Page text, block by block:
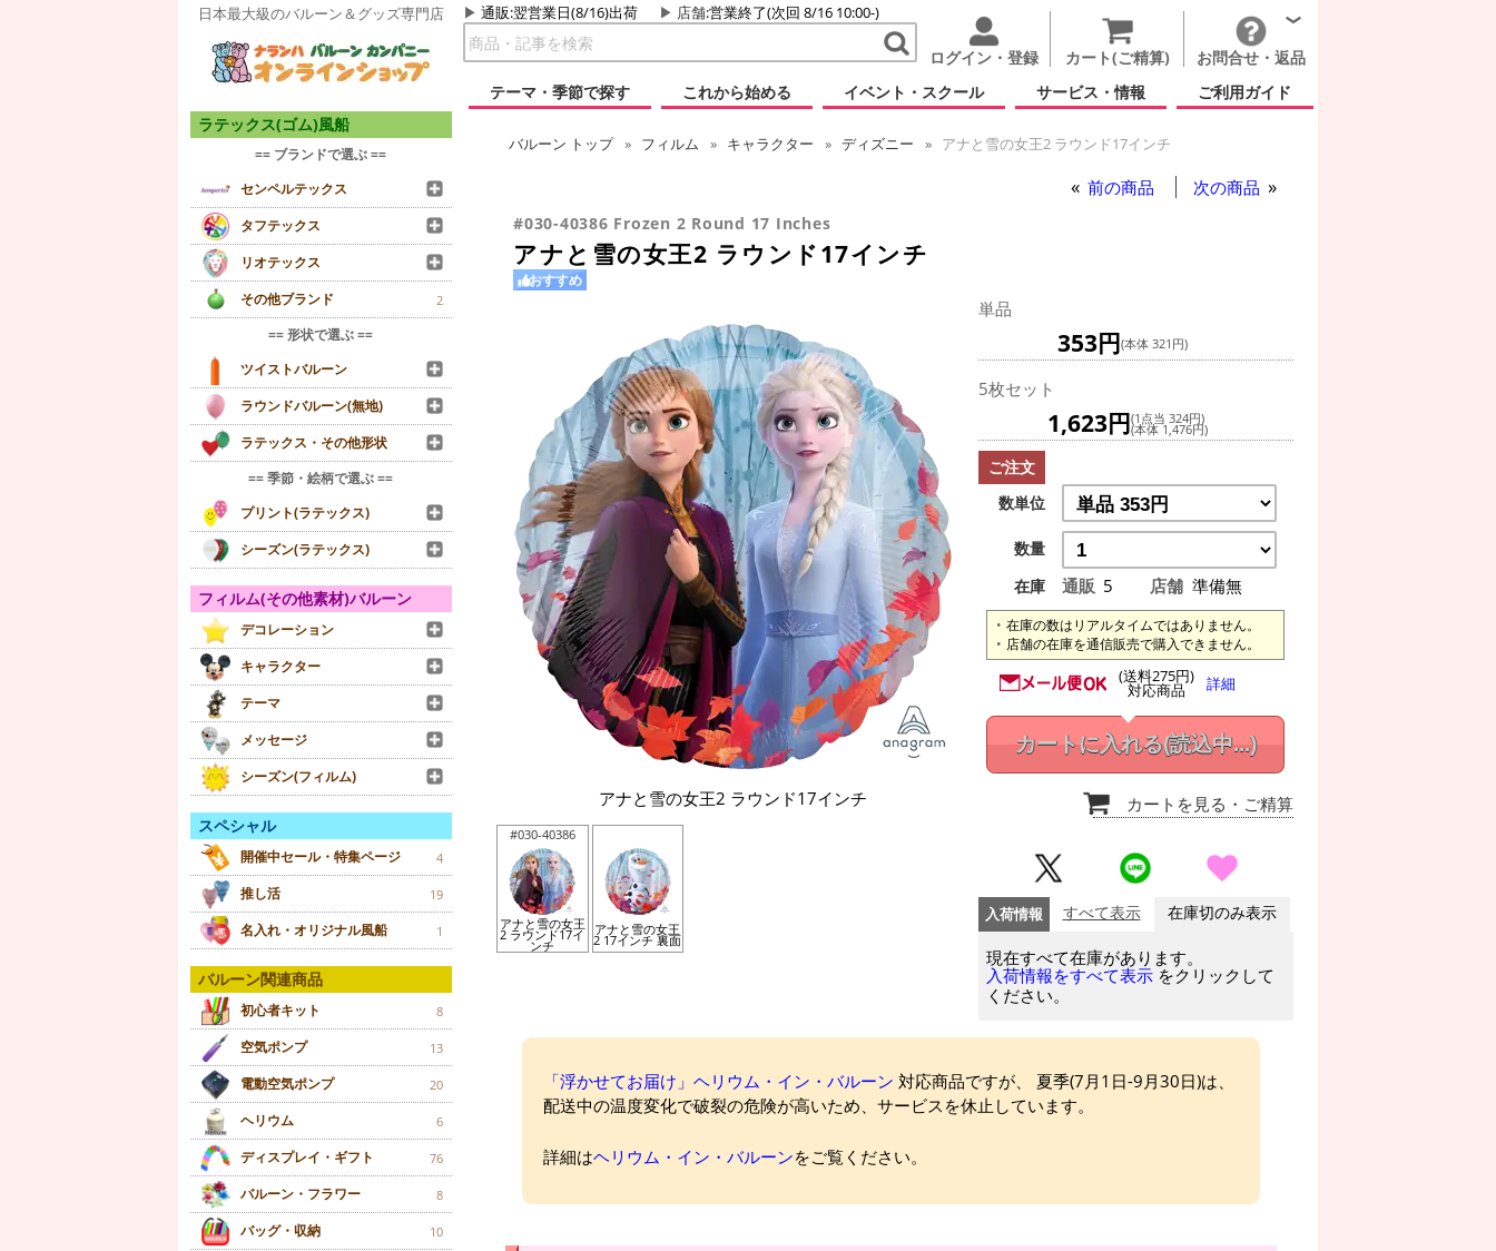
日本最大級のバルーン＆グッズ専門店 通販:翌営業日(8/16)出荷 店舗:営業終了(次回 8/16 10:00-)
ログイン・登録 カート(ご精算)
お問合せ・返品
テーマ・季節で探す
これから始める イベント・スクール サービス・情報 ご利用ガイド
ラテックス(ゴム)風船
== ブランドで選ぶ ==
センペルテックス
タフテックス
リオテックス
その他ブランド
2
== 形状で選ぶ ==
ツイストバルーン
ラウンドバルーン(無地)
ラテックス・その他形状
== 季節・絵柄で選ぶ ==
プリント(ラテックス)
シーズン(ラテックス)
フィルム(その他素材)バルーン
デコレーション
キャラクター
テーマ
メッセージ
シーズン(フィルム)
スペシャル
開催中セール・特集ページ 4
推し活 19
名入れ・オリジナル風船 1
バルーン関連商品
初心者キット 8
空気ポンプ 13
電動空気ポンプ 20
ヘリウム 6
ディスプレイ・ギフト 76
バルーン・フラワー 8
バッグ・収納 10
バルーン トップ フィルム キャラクター ディズニー アナと雪の女王2 ラウンド17インチ
前の商品 次の商品
#030-40386 Frozen 2 Round 17 Inches
アナと雪の女王2 ラウンド17インチ
おすすめ
アナと雪の女王2 ラウンド17インチ
#030-40386
アナと雪の女王
2 ラウンド17イ
ンチ
アナと雪の女王
2 17インチ 裏面
単品
353円(本体 321円)
5枚セット
1,623円(1点当 324円)
(本体 1,476円)
ご注文
数単位
数量
在庫
通販 5 店舗 準備無
在庫の数はリアルタイムではありません。
店舗の在庫を通信販売で購入できません。
(送料275円)
対応商品 詳細
カートに入れる(読込中...)
カートを見る ・ご精算
入荷情報 すべて表示 在庫切のみ表示
現在すべて在庫があります。
入荷情報をすべて表示 をクリックして
ください。
「浮かせてお届け」ヘリウム・イン・バルーン 対応商品ですが、 夏季(7月1日-9月30日)は、
配送中の温度変化で破裂の危険が高いため、サービスを休止しています。
詳細はヘリウム・イン・バルーンをご覧ください。